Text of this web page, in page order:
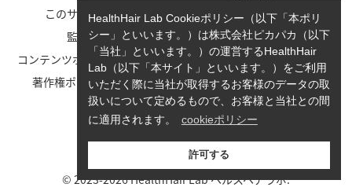
このサイトについて
運営者情報
監修者一覧
cookieポリシー
コンテンツポリシーと運営指針
利用規約
著作権ポリシー/免責事項
プライバシーポリシー
© 2023-2026 HealthHair Lab ヘルスヘアラボ.
HealthHair Lab Cookieポリシー（以下「本ポリ
シー」といいます。）は株式会社ピカパカ（以下
「当社」といいます。）の運営するHealthHair
Lab（以下「本サイト」といいます。）をご利用
いただく際に当社が取得するお客様のデータの取
扱いについて定めるもので、お客様と当社との間
に適用されます。
cookieポリシー
許可する